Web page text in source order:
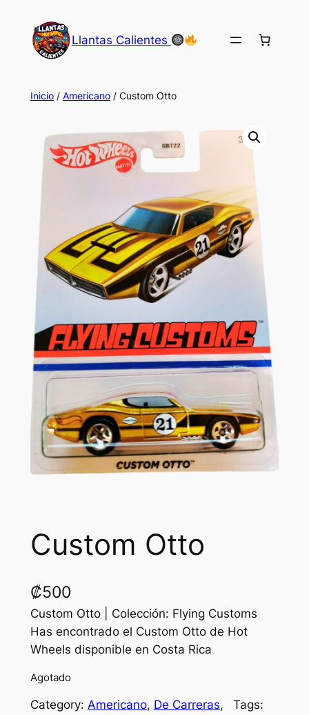
contenido
Llantas Calientes
Inicio/ Americano/ Custom Otto
Custom Otto
₡500
Custom Otto | Colección: Flying Customs
Has encontrado el Custom Otto de Hot
Wheels disponible en Costa Rica
Agotado
Category: Americano, De Carreras
Tags: